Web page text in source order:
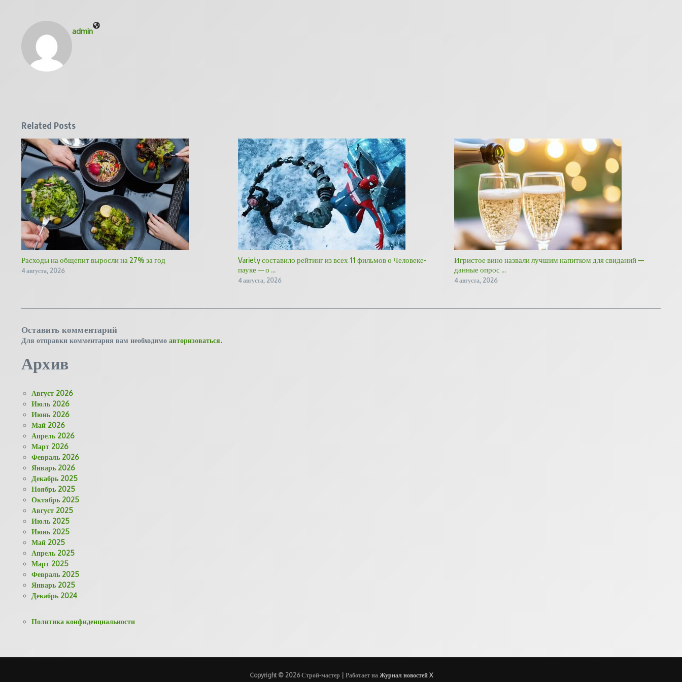
admin
Related Posts
Расходы на общепит выросли на 27% за год
4 августа, 2026
Variety составило рейтинг из всех 11 фильмов о Человеке-
пауке — о ...
4 августа, 2026
Игристое вино назвали лучшим напитком для свиданий —
данные опрос ...
4 августа, 2026
Оставить комментарий
Для отправки комментария вам необходимо авторизоваться.
Архив
Август 2026
Июль 2026
Июнь 2026
Май 2026
Апрель 2026
Март 2026
Февраль 2026
Январь 2026
Декабрь 2025
Ноябрь 2025
Октябрь 2025
Август 2025
Июль 2025
Июнь 2025
Май 2025
Апрель 2025
Март 2025
Февраль 2025
Январь 2025
Декабрь 2024
Политика конфиденциальности
Copyright © 2026 Строй-мастер | Работает на Журнал новостей X